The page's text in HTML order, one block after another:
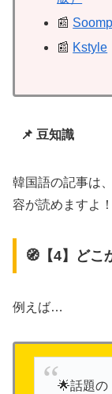
📰
📰 Kstyle
📌 豆知識
韓国語の記事は
容が読めますよ！
🧭【4】どこ
例えば…
🌟話題の